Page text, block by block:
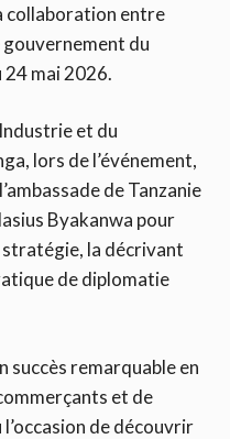
collaboration entre
gouvernement du
24 mai 2026.
et du
lors de l’événement,
de Tanzanie
Byakanwa pour
la décrivant
de diplomatie
succès remarquable en
et de
de découvrir